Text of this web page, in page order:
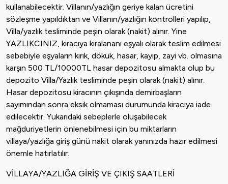
kullanabilecektir. Villanın/yazlığın geriye kalan ücretini
sözleşme yapıldıktan ve Villanın/yazlığın kontrolleri yapılıp,
Villa/yazlık tesliminde peşin olarak (nakit) alınır. Yine
YAZLIKCINIZ, kiracıya kiralananı eşyalı olarak teslim edilmesi
sebebiyle eşyaların kırık, dökük, hasar, kayıp, zayi vb. olmasına
karşın 500 TL/10000TL hasar depozitosu almakta olup bu
depozito Villa/Yazlık tesliminde peşin olarak (nakit) alınır.
Hasar depozitosu kiracının çıkışında demirbaşların
sayımından sonra eksik olmaması durumunda kiracıya iade
edilecektir. Yukarıdaki sebeplerle oluşabilecek
mağduriyetlerin önlenebilmesi için bu miktarların
villaya/yazlığa giriş günü nakit olarak yanınızda hazır edilmesi
önemle hatırlatılır.
VİLLAYA/YAZLIĞA GİRİŞ VE ÇIKIŞ SAATLERİ